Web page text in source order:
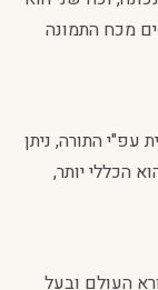
מכח התמונה
התורה, ניתן
הכללי יותר,
העולם ובעל